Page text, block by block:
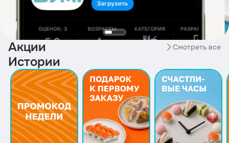
Акции Смотреть все
Истории